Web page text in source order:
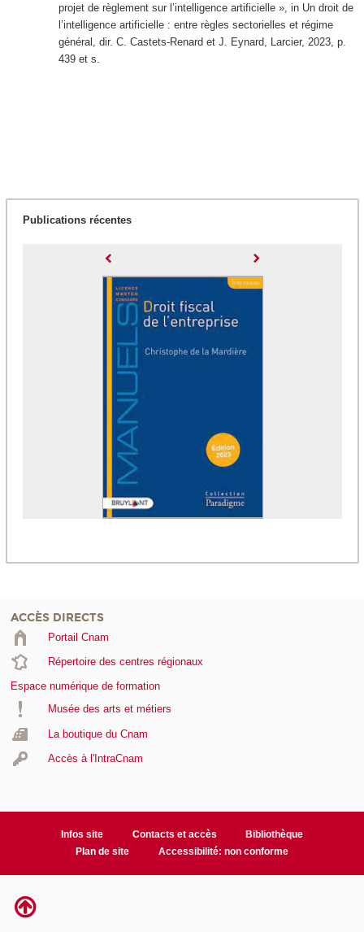
projet de règlement sur l’intelligence artificielle », in Un droit de
l’intelligence artificielle : entre règles sectorielles et régime
général
, dir. C. Castets-Renard et J. Eynard, Larcier, 2023, p.
439 et s.
Publications récentes
ACCÈS DIRECTS
Portail Cnam
Répertoire des centres régionaux
Espace numérique de formation
Musée des arts et métiers
La boutique du Cnam
Accès à l'IntraCnam
Infos site Contacts et accès
Bibliothèque
Plan de site
Accessibilité: non conforme